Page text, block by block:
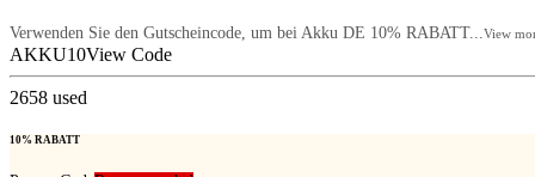
Verwenden Sie den Gutscheincode, um bei Akku DE 10% RABATT...View
AKKU10View Code
2658 used
10% RABATT